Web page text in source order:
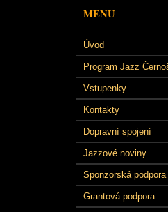
MENU
Úvod
Program Jazz
Vstupenky
Kontakty
Dopravní spojení
Jazzové noviny
Sponzorská podpora
Grantová podpora